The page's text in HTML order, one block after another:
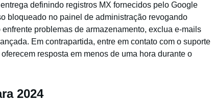
definindo registros MX fornecidos pelo Google
bloqueado no painel de administração revogando
problemas de armazenamento, exclua e-mails
Em contrapartida, entre em contato com o suporte
resposta em menos de uma hora durante o
2024